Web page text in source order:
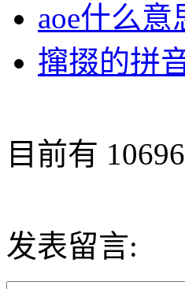
aoe什么意
撺掇的拼
目前有
发表留言: